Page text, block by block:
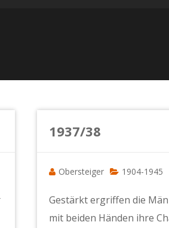
1937/38
Obersteiger 1904-1945
Gestärkt ergriffen die
mit beiden Händen ihre